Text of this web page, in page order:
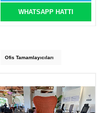
WHATSAPP HATTI
Ofis Tamamlayıcıları